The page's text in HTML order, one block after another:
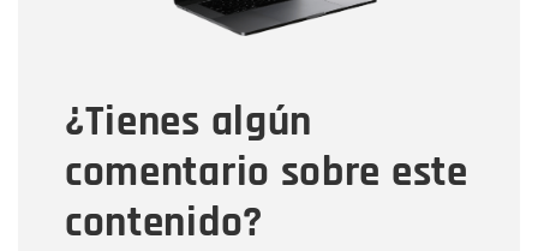
¿Tienes algún
comentario sobre este
contenido?
Tipo de comentario
Mensaje